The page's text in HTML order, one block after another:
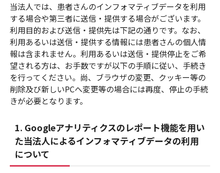
当法人では、患者さんのインフォマティブデータを利用
する場合や第三者に送信・提供する場合がございます。
利用目的および送信・提供先は下記の通りです。なお、
利用あるいは送信・提供する情報には患者さんの個人情
報は含まれません。利用あるいは送信・提供停止をご希
望される方は、お手数ですが以下の手順に従い、手続き
を行ってください。尚、ブラウザの変更、クッキー等の
削除及び新しいPCへ変更等の場合には再度、停止の手続
きが必要となります。
1. Googleアナリティクスのレポート機能を用い
た当法人によるインフォマティブデータの利用
について